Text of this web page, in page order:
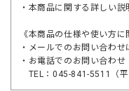
・本商品に関する詳しい説
《本商品の仕様や使い方
・メールでのお問い合わせ
・お電話でのお問い合わせ
TEL：045-841-5511（平